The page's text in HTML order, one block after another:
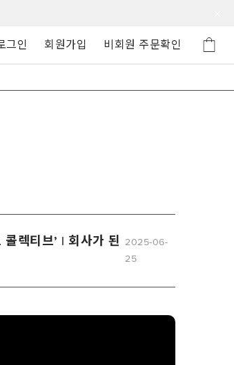
그인 회원가입 비회원 주문확인
렉티브’ | 회사가 된 2025-06-
25